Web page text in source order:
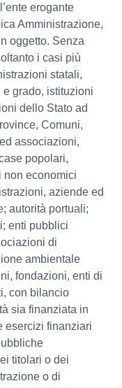
erogante
Amministrazione,
oggetto. Senza
i casi più
statali,
grado, istituzioni
dello Stato ad
Comuni,
associazioni,
popolari,
non economici
aziende ed
autorità portuali;
enti pubblici
di
ambientale
fondazioni, enti di
con bilancio
sia finanziata in
esercizi finanziari
titolari o dei
o di